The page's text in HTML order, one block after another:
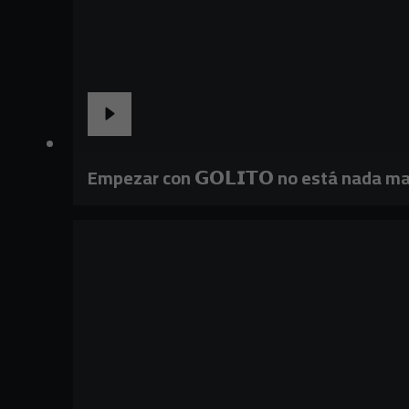
Empezar con 𝗚𝗢𝗟𝗜𝗧𝗢 no está nada